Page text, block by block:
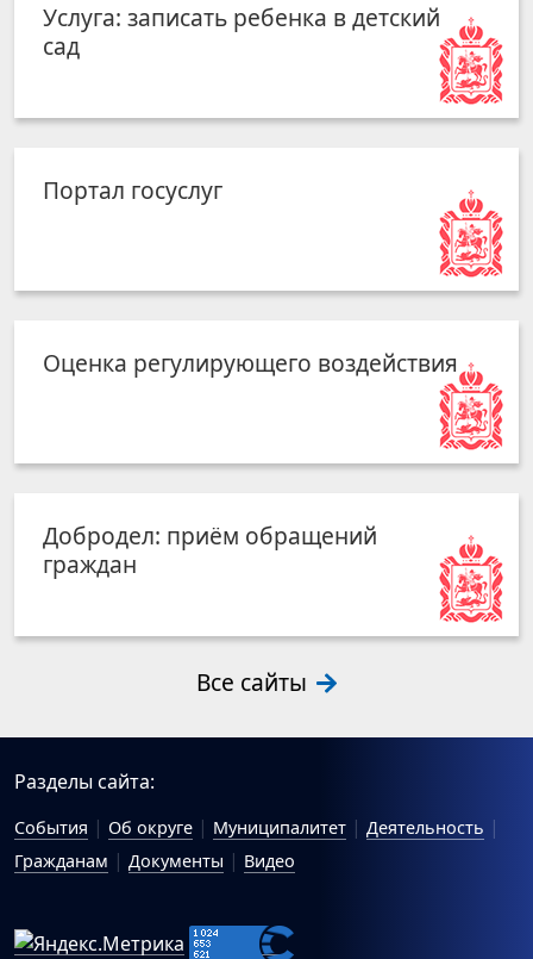
Услуга: записать ребенка в детский
сад
Портал госуслуг
Оценка регулирующего воздействия
Добродел: приём обращений
граждан
Все сайты
Разделы сайта:
События Об округе Муниципалитет
Деятельность
Гражданам
Документы Видео